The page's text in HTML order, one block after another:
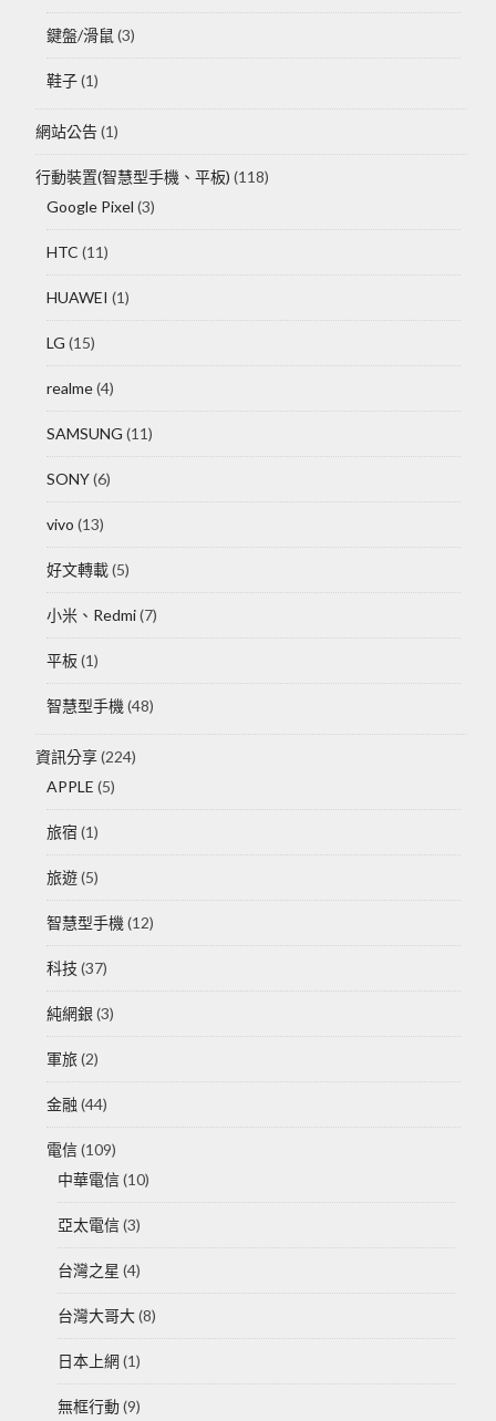
鍵盤/滑鼠 (3)
鞋子(1)
網站公告(1)
行動裝置(智慧型手機、平板) (118)
Google Pixel (3)
HTC (11)
HUAWEI (1)
LG (15)
realme(4)
SAMSUNG (11)
SONY(6)
vivo (13)
好文轉載(5)
小米、Redmi(7)
平板(1)
智慧型手機 (48)
資訊分享(224)
APPLE (5)
旅宿 (1)
旅遊(5)
智慧型手機 (12)
科技 (37)
純網銀 (3)
軍旅(2)
金融 (44)
電信(109)
中華電信(10)
亞太電信(3)
台灣之星 (4)
台灣大哥大(8)
日本上網(1)
無框行動(9)